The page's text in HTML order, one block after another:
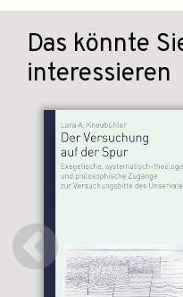
Das könnte
interessieren